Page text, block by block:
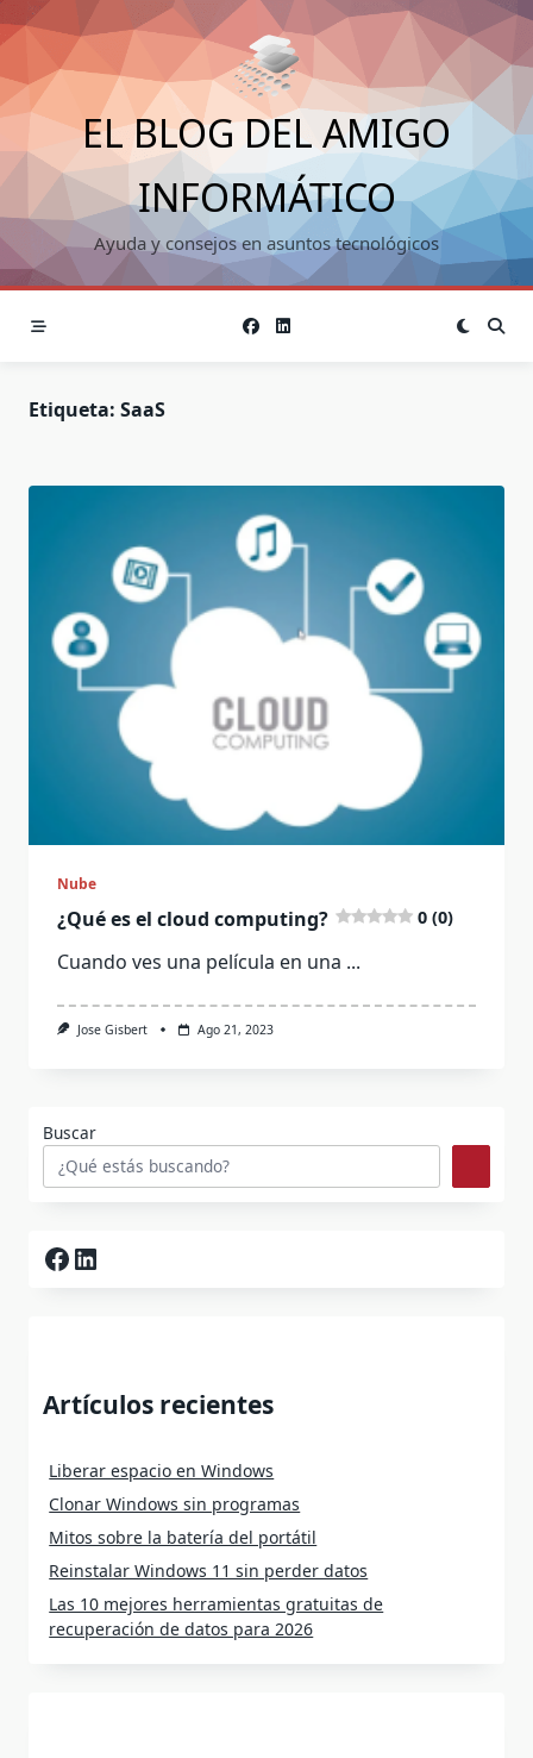
Saltar
al
contenido
EL BLOG DEL AMIGO
INFORMÁTICO
Ayuda y consejos en asuntos tecnológicos
Etiqueta: SaaS
Nube
¿Qué es el cloud computing? 0 (0)
Cuando ves una película en una ...
Jose Gisbert Ago 21, 2023
Buscar
Facebook
LinkedIn
Artículos recientes
Liberar espacio en Windows
Clonar Windows sin programas
Mitos sobre la batería del portátil
Reinstalar Windows 11 sin perder datos
Las 10 mejores herramientas gratuitas de
recuperación de datos para 2026